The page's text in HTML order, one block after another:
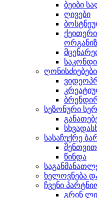
ბეიბი
ღივები
ღონისძიებები
სეზონური
სასაჩუქრე
წინდა
ხელოვნება
ჩვენი
გრინ